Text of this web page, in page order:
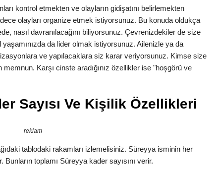
kontrol etmekten ve olayların gidişatını belirlemekten
olayları organize etmek istiyorsunuz. Bu konuda oldukça
nasıl davranılacağını biliyorsunuz. Çevrenizdekiler de size
da lider olmak istiyorsunuz. Ailenizle ya da
ve yapılacaklara siz karar veriyorsunuz. Kimse size
Karşı cinste aradığınız özellikler ise "hoşgörü ve
Sayısı Ve Kişilik Özellikleri
reklam
tablodaki rakamları izlemelisiniz. Süreyya isminin her
toplamı Süreyya kader sayısını verir.